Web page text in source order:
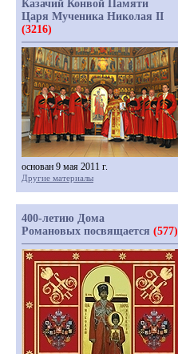
Казачий Конвой Памяти
Царя Мученика Николая II
(3216)
основан 9 мая 2011 г.
Другие материалы
400-летию Дома
Романовых посвящается (577)